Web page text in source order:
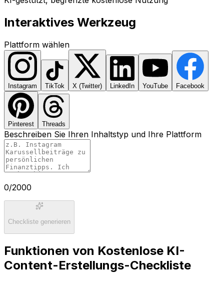
Interaktives Werkzeug
Plattform wählen
Instagram TikTok X (Twitter) LinkedIn YouTube Facebook
Pinterest Threads
Beschreiben Sie Ihren Inhaltstyp und Ihre Plattform
0/2000
Checkliste generieren
Funktionen von Kostenlose KI-
Content-Erstellungs-Checkliste